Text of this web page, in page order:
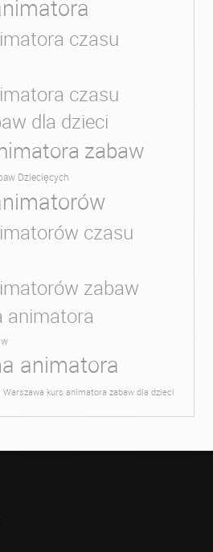
czasu
czasu
dla dzieci
zabaw
Dziecięcych
czasu
zabaw
animatora
animatora
Warszawa kurs animatora zabaw dla dzieci